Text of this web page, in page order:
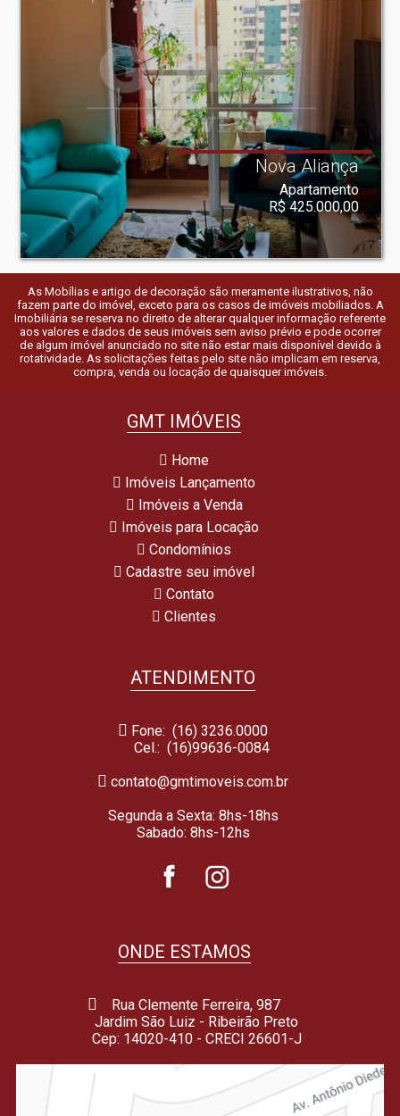
Nova Aliança
Apartamento
R$ 425.000,00
As Mobílias e artigo de decoração são meramente ilustrativos, não
fazem parte do imóvel, exceto para os casos de imóveis mobiliados. A
Imobiliária se reserva no direito de alterar qualquer informação referente
aos valores e dados de seus imóveis sem aviso prévio e pode ocorrer
de algum imóvel anunciado no site não estar mais disponível devido à
rotatividade. As solicitações feitas pelo site não implicam em reserva,
compra, venda ou locação de quaisquer imóveis.
GMT IMÓVEIS
Home
Imóveis Lançamento
Imóveis a Venda
Imóveis para Locação
Condomínios
Cadastre seu imóvel
Contato
Clientes
ATENDIMENTO
Fone: (16) 3236.0000
Cel.:(16)99636-0084
contato@gmtimoveis.com.br
Segunda a Sexta: 8hs-18hs
Sabado: 8hs-12hs
ONDE ESTAMOS
Rua Clemente Ferreira, 987
Jardim São Luiz - Ribeirão Preto
Cep: 14020-410 - CRECI 26601-J